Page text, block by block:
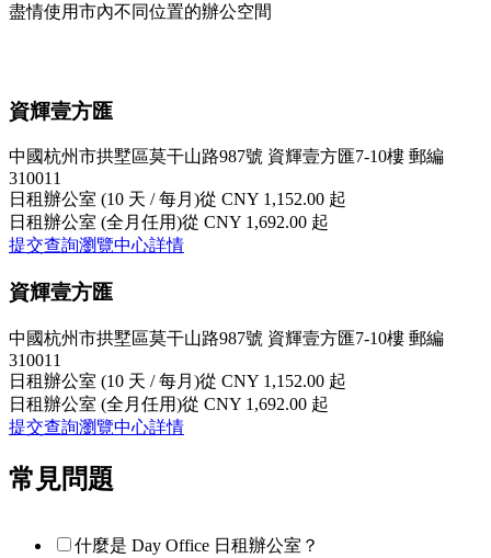
盡情使用市內不同位置的辦公空間
資輝壹方匯
中國杭州市拱墅區莫干山路987號 資輝壹方匯7-10樓 郵編
310011
日租辦公室 (10 天 / 每月)從 CNY 1,152.00 起
日租辦公室 (全月任用)從 CNY 1,692.00 起
提交查詢瀏覽中心詳情
資輝壹方匯
中國杭州市拱墅區莫干山路987號 資輝壹方匯7-10樓 郵編
310011
日租辦公室 (10 天 / 每月)從 CNY 1,152.00 起
日租辦公室 (全月任用)從 CNY 1,692.00 起
提交查詢瀏覽中心詳情
常見問題
什麼是 Day Office 日租辦公室？